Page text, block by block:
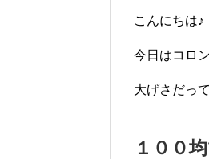
こんにちは
今日はコロ
大げさだっ
１００